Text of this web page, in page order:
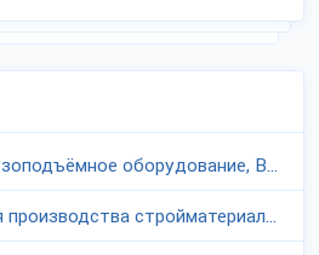
Конвейерное и грузоподъёмное оборудование, Воронежская область
Оборудование для производства стройматериалов, Воронежская область